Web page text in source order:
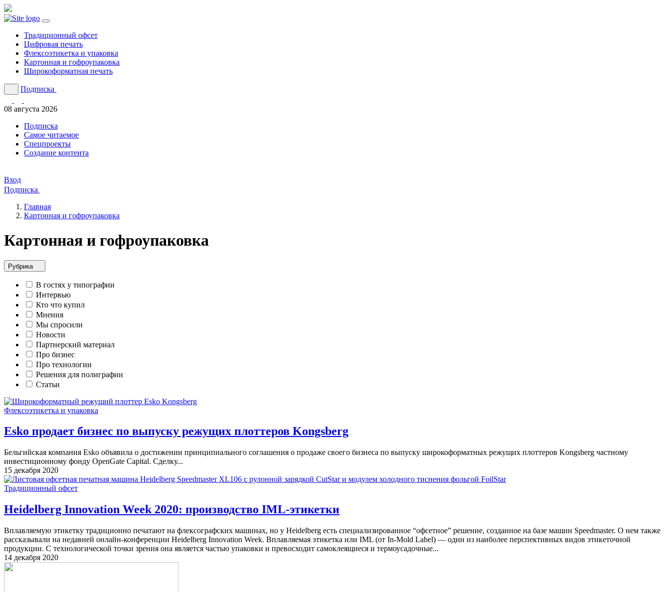
Традиционный офсет
Цифровая печать
Флексоэтикетка и упаковка
Картонная и гофроупаковка
Широкоформатная печать
Подписка
08 августа 2026
Подписка
Cамое читаемое
Спецпроекты
Создание контента
Вход
Подписка
Главная
Картонная и гофроупаковка
Картонная и гофроупаковка
Рубрика
В гостях у типографии
Интервью
Кто что купил
Мнения
Мы спросили
Новости
Партнерский материал
Про бизнес
Про технологии
Решения для полиграфии
Статьи
Флексоэтикетка и упаковка
Esko продает бизнес по выпуску режущих плоттеров Kongsberg
Бельгийская компания Esko объявила о достижении принципиального соглашения о продаже своего бизнеса по выпуску широкоформатных режущих плоттеров Kongsberg частному
инвестиционному фонду OpenGate Capital. Сделку...
15 декабря 2020
Традиционный офсет
Heidelberg Innovation Week 2020: производство IML-этикетки
Вплавляемую этикетку традиционно печатают на флексографских машинах, но у Heidelberg есть специализированное “офсетное” решение, созданное на базе машин Speedmaster. О нем также
рассказывали на недавней онлайн-конференции Heidelberg Innovation Week. Вплавляемая этикетка или IML (от In-Mold Label) — один из наиболее перспективных видов этикеточной
продукции. С технологической точки зрения она является частью упаковки и превосходит самоклеящиеся и термоусадочные...
14 декабря 2020